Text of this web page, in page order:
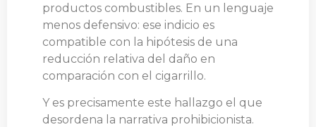
productos combustibles. En un lenguaje
menos defensivo: ese indicio es
compatible con la hipótesis de una
reducción relativa del daño en
comparación con el cigarrillo.
Y es precisamente este hallazgo el que
desordena la narrativa prohibicionista.